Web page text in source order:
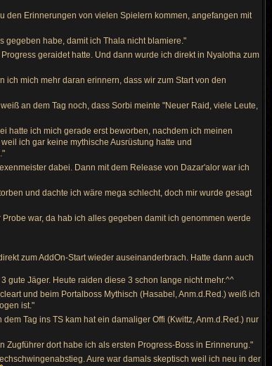
den Erinnerungen von vielen Spielern kommen, angefangen mit
gegeben habe, damit ich Thala nicht blamiere."
geraidet hatte. Und dann wurde ich direkt in Nyalotha zum
ich mich mehr daran erinnern, dass wir zum Start von den
an dem Tag noch, dass Sorbi meinte "Neuer Raid, viele Leute,
hatte ich mich gerade erst beworben, nachdem ich meinen
ich gar keine mythische Ausrüstung hatte und
dabei. Dann mit dem Release von Dazar'alor war ich
und dachte ich wäre mega schlecht, doch mir wurde gesagt
war, da hab ich alles gegeben damit ich genommen werde
zum AddOn-Start wieder auseinanderbrach. Hatte dann auch
gute Jäger. Heute raiden diese 3 schon lange nicht mehr.^^
und beim Portalboss Mythisch (Hasabel, Anm.d.Red.) weiß ich
ist."
Tag ins TS kam hat ein damaliger Offi (Kwittz, Anm.d.Red.) nur
Zugführer dort habe ich als ersten Progress-Boss in Erinnerung."
Aure war damals skeptisch weil ich neu in der